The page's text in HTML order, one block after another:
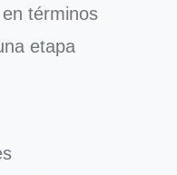
términos
etapa